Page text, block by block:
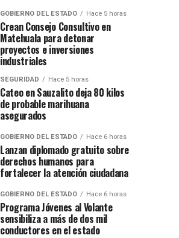
GOBIERNO DEL ESTADO Hace 5 horas
Crean Consejo Consultivo en
Matehuala para detonar
proyectos e inversiones
industriales
SEGURIDAD Hace 5 horas
Cateo en Sauzalito deja 80 kilos
de probable marihuana
asegurados
GOBIERNO DEL ESTADO Hace 6 horas
Lanzan diplomado gratuito sobre
derechos humanos para
fortalecer la atención ciudadana
GOBIERNO DEL ESTADO Hace 6 horas
Programa Jóvenes al Volante
sensibiliza a más de dos mil
conductores en el estado